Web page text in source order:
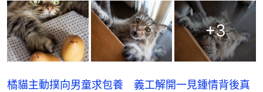
+3
橘貓主動撲向男童求包養 義工解開一見鍾情背後真